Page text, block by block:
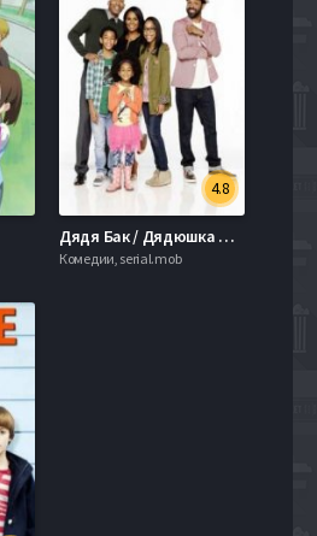
4.8
Дядя Бак / Дядюшка Бак (2015)
Комедии, serial.mob